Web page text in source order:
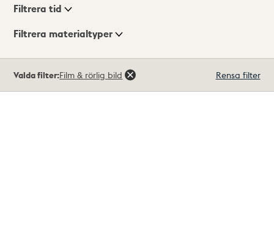
Visningsläge
Filtrera tid
Filtrera materialtyper
träffar
Valda filter:Film & rörlig bild Rensa filter